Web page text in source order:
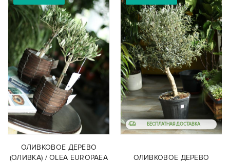
ОЛИВКОВОЕ ДЕРЕВО
(ОЛИВКА) / OLEA EUROPAEA
БЕСПЛАТНАЯ ДОСТАВКА
ОЛИВКОВОЕ ДЕРЕВО